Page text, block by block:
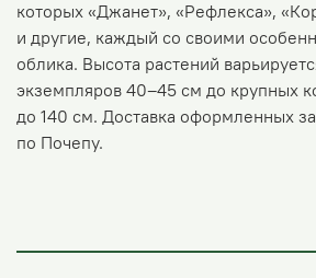
которых «Джанет», «Рефлекса»,
и другие, каждый со своими
облика. Высота растений
экземпляров 40–45 см до крупных
до 140 см. Доставка оформленных
по Почепу.